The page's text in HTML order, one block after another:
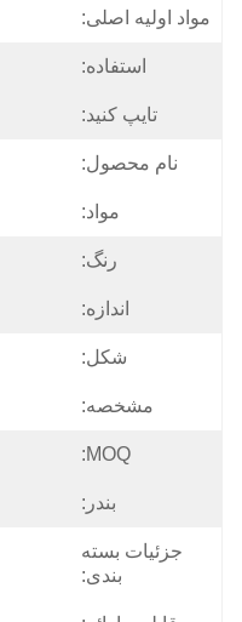
مواد اولیه اصلی:
استفاده:
تایپ کنید:
نام محصول:
مواد:
رنگ:
اندازه:
شکل:
مشخصه:
MOQ:
بندر:
جزئیات بسته
بندی: